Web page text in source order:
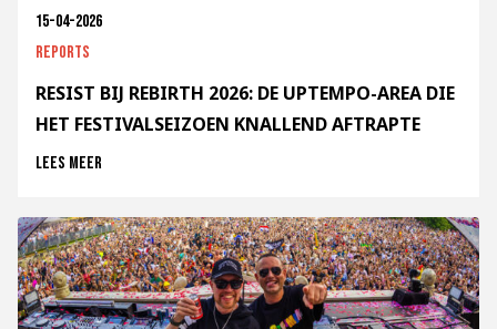
15-04-2026
Reports
RESIST BIJ REBIRTH 2026: DE UPTEMPO-AREA DIE
HET FESTIVALSEIZOEN KNALLEND AFTRAPTE
Lees meer